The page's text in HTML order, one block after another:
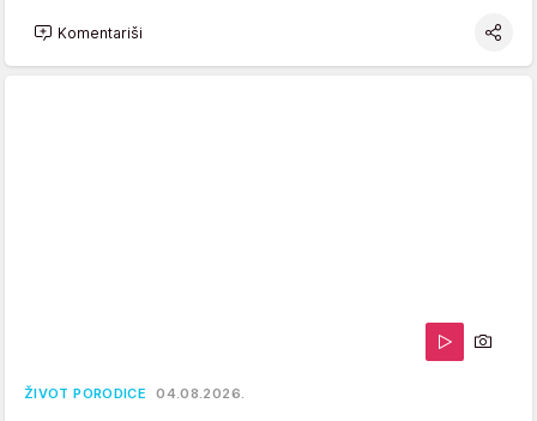
Komentariši
ŽIVOT PORODICE 04.08.2026.